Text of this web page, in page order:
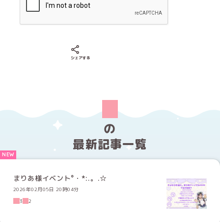
シェアする
の
最新記事一覧
まりあ様イベント°・*:.。.☆
2026年02月05日 20時04分
3
2